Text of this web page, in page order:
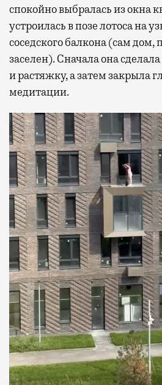
спокойно выбралась из окна
устроилась в позе лотоса на
соседского балкона (сам дом,
заселен). Сначала она
и растяжку, а затем закрыла
медитации.